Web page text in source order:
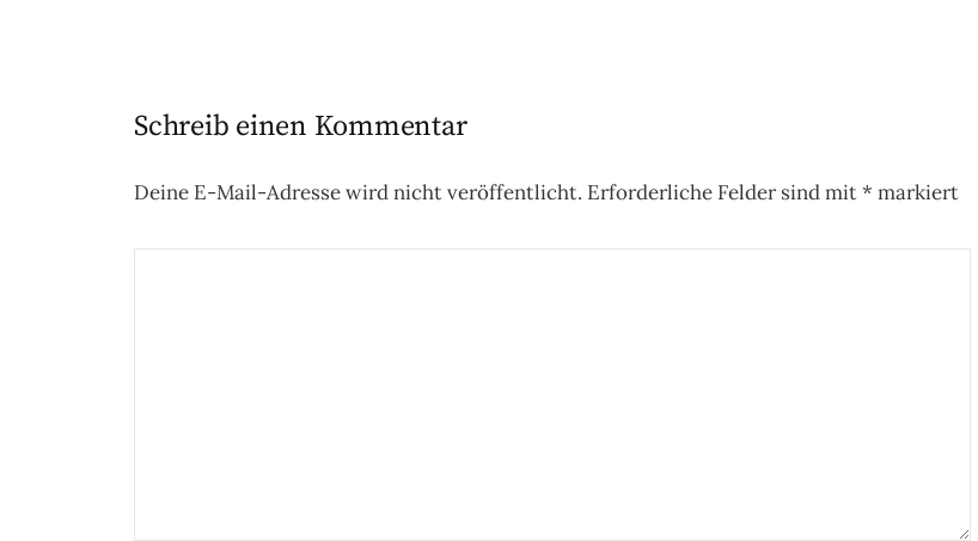
Schreib einen Kommentar
Deine E-Mail-Adresse wird nicht veröffentlicht. Erforderliche Felder sind mit* markiert